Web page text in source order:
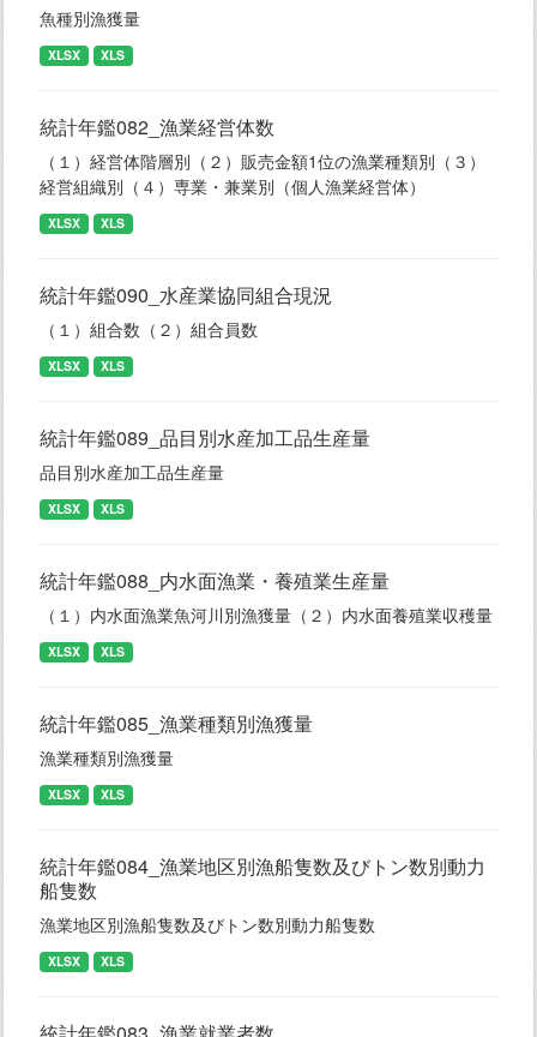
魚種別漁獲量
XLSX XLS
統計年鑑082_漁業経営体数
（１）経営体階層別（２）販売金額1位の漁業種類別（３）
経営組織別（４）専業・兼業別（個人漁業経営体）
XLSX XLS
統計年鑑090_水産業協同組合現況
（１）組合数（２）組合員数
XLSX XLS
統計年鑑089_品目別水産加工品生産量
品目別水産加工品生産量
XLSX XLS
統計年鑑088_内水面漁業・養殖業生産量
（１）内水面漁業魚河川別漁獲量（２）内水面養殖業収穫量
XLSX XLS
統計年鑑085_漁業種類別漁獲量
漁業種類別漁獲量
XLSX XLS
統計年鑑084_漁業地区別漁船隻数及びトン数別動力
船隻数
漁業地区別漁船隻数及びトン数別動力船隻数
XLSX XLS